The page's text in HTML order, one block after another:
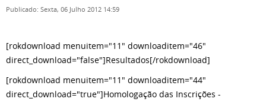
Publicado: Sexta, 06 Julho 2012 14:59
[rokdownload menuitem="11" downloaditem="46"
direct_download="false"]Resultados[/rokdownload]
[rokdownload menuitem="11" downloaditem="44"
direct_download="true"]Homologação das Inscrições -